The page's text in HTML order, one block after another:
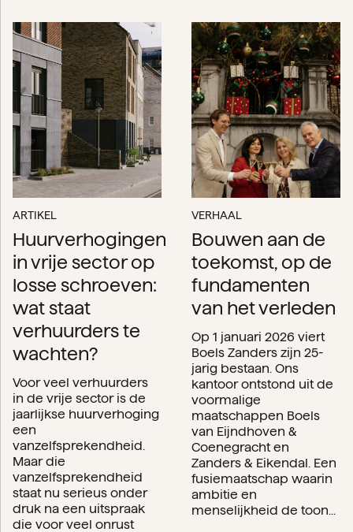
ARTIKEL
Huurverhogingen
in vrije sector op
losse schroeven:
wat staat
verhuurders te
wachten?
Voor veel verhuurders
in de vrije sector is de
jaarlijkse huurverhoging
een
vanzelfsprekendheid.
Maar die
vanzelfsprekendheid
staat nu serieus onder
druk na een uitspraak
die voor veel onrust
VERHAAL
Bouwen aan de
toekomst, op de
fundamenten
van het verleden
Op 1 januari 2026 viert
Boels Zanders zijn 25-
jarig bestaan. Ons
kantoor ontstond uit de
voormalige
maatschappen Boels
van Eijndhoven &
Coenegracht en
Zanders & Eikendal. Een
fusiemaatschap waarin
ambitie en
menselijkheid de toon...